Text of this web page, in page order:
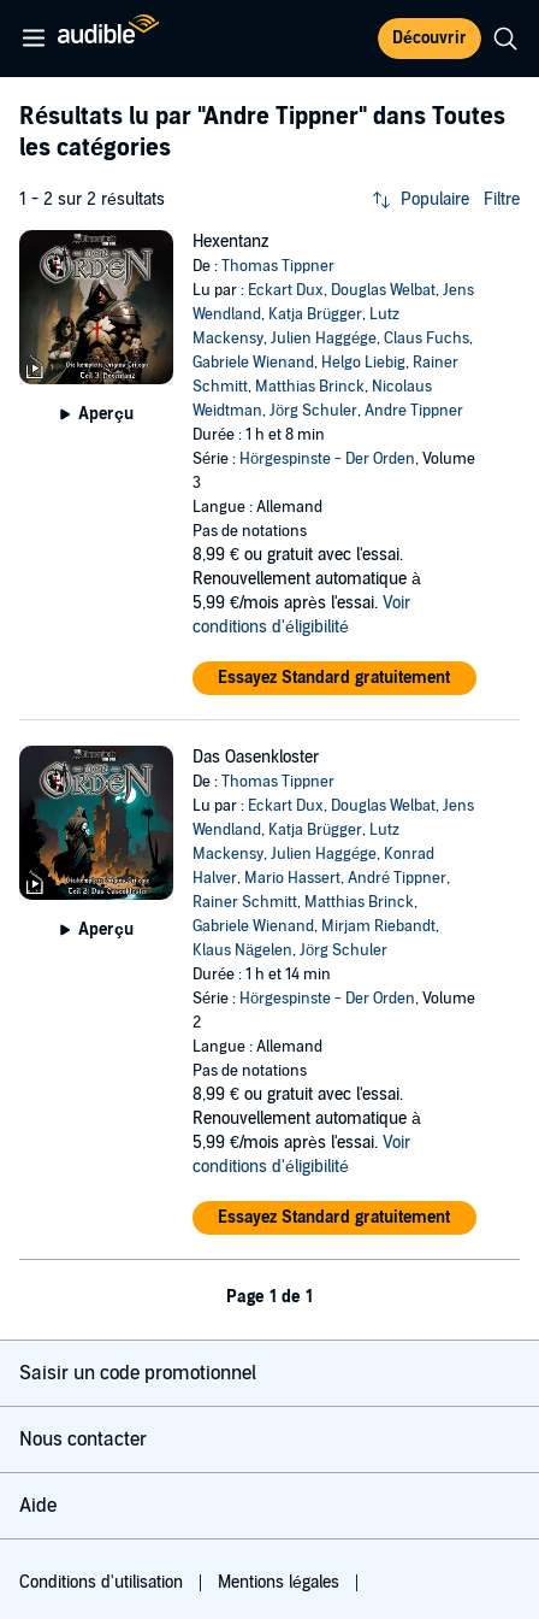
Découvrir
Résultats lu par "Andre Tippner" dans Toutes
les catégories
1 - 2 sur 2 résultats Populaire Filtre
Aperçu
Hexentanz
De :Thomas Tippner
Lu par : Eckart Dux, Douglas Welbat,Jens
Wendland, Katja Brügger, Lutz
Mackensy,Julien Haggége,Claus Fuchs,
Gabriele Wienand, Helgo Liebig, Rainer
Schmitt, Matthias Brinck, Nicolaus
Weidtman,Jörg Schuler,Andre Tippner
Durée : 1 h et 8 min
Série : Hörgespinste - Der Orden, Volume
3
Langue : Allemand
Pas de notations
8,99 € ou gratuit avec l'essai.
Renouvellement automatique à
5,99 €/mois après l'essai. Voir
conditions d'éligibilité
Essayez Standard gratuitement
Aperçu
Das Oasenkloster
De :Thomas Tippner
Lu par : Eckart Dux, Douglas Welbat,Jens
Wendland, Katja Brügger, Lutz
Mackensy,Julien Haggége, Konrad
Halver, Mario Hassert,André Tippner,
Rainer Schmitt, Matthias Brinck,
Gabriele Wienand, Mirjam Riebandt,
Klaus Nägelen,Jörg Schuler
Durée : 1 h et 14 min
Série : Hörgespinste - Der Orden, Volume
2
Langue : Allemand
Pas de notations
8,99 € ou gratuit avec l'essai.
Renouvellement automatique à
5,99 €/mois après l'essai. Voir
conditions d'éligibilité
Essayez Standard gratuitement
Page 1 de 1
Saisir un code promotionnel
Nous contacter
Aide
Conditions d'utilisation Mentions légales